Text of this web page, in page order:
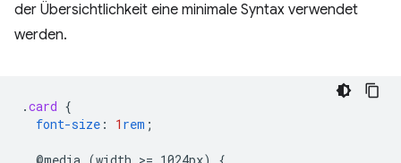
der Übersichtlichkeit eine minimale Syntax verwendet
werden.
.card {
font-size : 1 rem ;